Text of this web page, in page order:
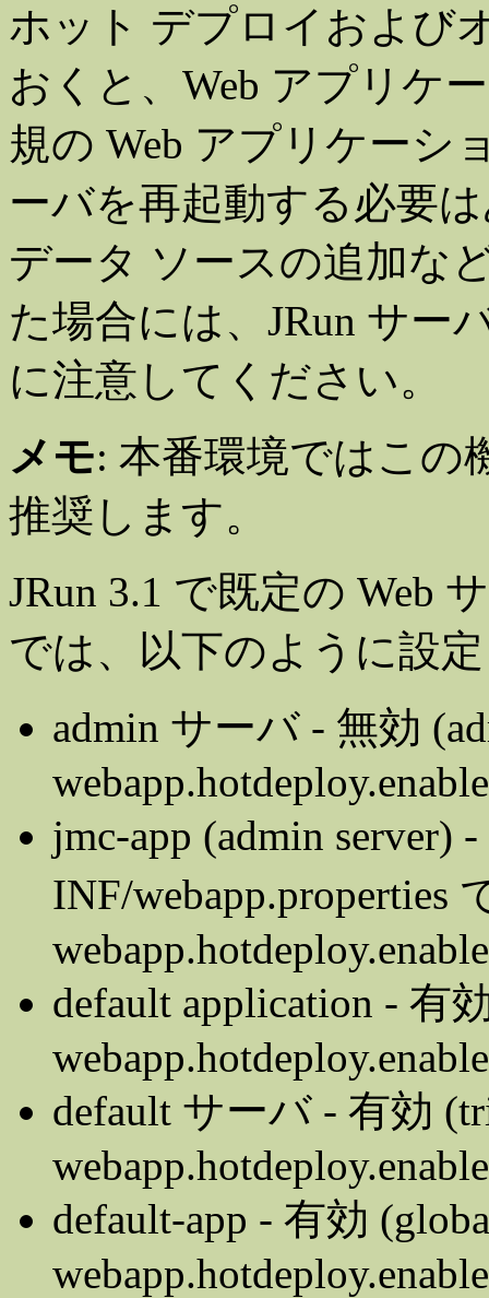
ホット デプロイおよび
おくと、Web アプリケ
規の Web アプリケーシ
ーバを再起動する必要
データ ソースの追加な
た場合には、JRun サー
に注意してください。
メモ: 本番環境ではこの
推奨します。
JRun 3.1 で既定の Web
では、以下のように設
admin サーバ - 無効
jmc-app (admin server)
INF/webapp.properties
default application - 有
default サーバ - 有効
default-app - 有効